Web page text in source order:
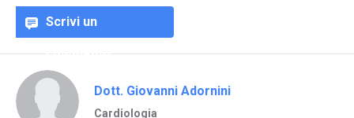
Scrivi un
commento
Dott. Giovanni Adornini
Cardiologia